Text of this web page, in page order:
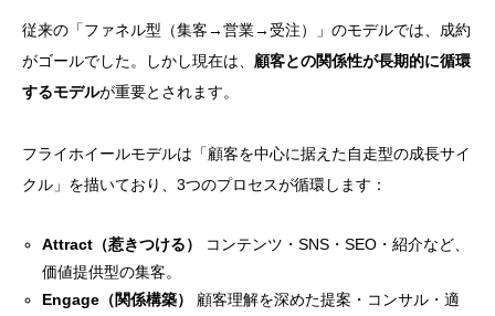
従来の「ファネル型（集客→営業→受注）」のモデルでは、成約
がゴールでした。しかし現在は、 顧客との関係性が長期的に循環
するモデルが重要とされます。
フライホイールモデルは「顧客を中心に据えた自走型の成長サイ
クル」を描いており、3つのプロセスが循環します：
Attract（惹きつける）
コンテンツ・SNS・SEO・紹介など、
価値提供型の集客。
Engage（関係構築）
顧客理解を深めた提案・コンサル・適